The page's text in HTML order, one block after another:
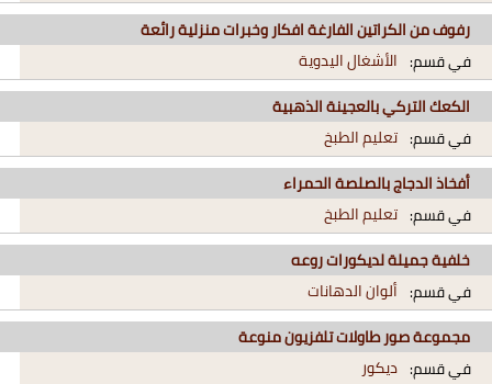
رفوف من الكراتين الفارغة افكار وخبرات منزلية رائعة
في قسم: الأشغال اليدوية
الكعك التركي بالعجينة الذهبية
في قسم: تعليم الطبخ
أفخاذ الدجاج بالصلصة الحمراء
في قسم: تعليم الطبخ
خلفية جميلة لديكورات روعه
في قسم: ألوان الدهانات
مجموعة صور طاولات تلفزيون منوعة
في قسم: ديكور